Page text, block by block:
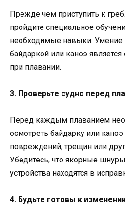
Прежде чем приступить к
пройдите специальное
необходимые навыки. Умение
байдаркой или каноэ
при плавании.
3. Проверьте судно перед
Перед каждым плаванием
осмотреть байдарку или каноэ
повреждений, трещин или
Убедитесь, что якорные
устройства находятся в
4. Будьте готовы к